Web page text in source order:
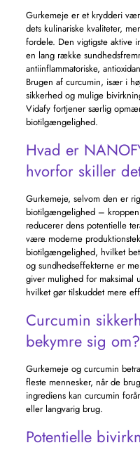
Gurkemeje er et krydderi
dets kulinariske kvaliteter,
fordele. Den vigtigste aktive
en lang række
antiinflammatoriske,
Brugen af ​​curcumin, især i
sikkerhed og mulige
Vidafy fortjener særlig
biotilgængelighed.
Hvad er
hvorfor skiller
Gurkemeje, selvom den er
biotilgængelighed –
reducerer dens potentielle
være moderne
biotilgængelighed, hvilket
og sundhedseffekterne er
giver mulighed for maksimal
hvilket gør tilskuddet mere
Curcumin
bekymre sig om?
Gurkemeje og curcumin
fleste mennesker, når de
ingrediens kan curcumin
eller langvarig brug.
Potentielle